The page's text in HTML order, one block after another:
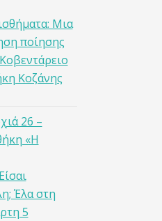
Μια
ποίησης
Κοζάνης
26 –
«Η
Έλα στη
5